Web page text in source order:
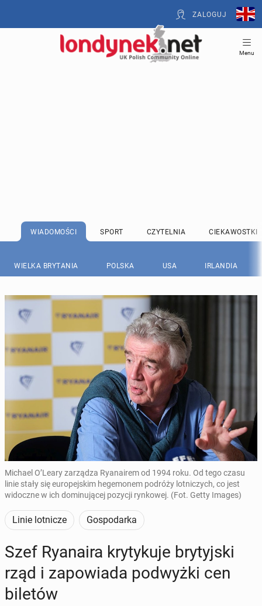
ZALOGUJ
Menu
WIADOMOŚCI SPORT CZYTELNIA CIEKAWOSTKI
WIELKA BRYTANIA POLSKA USA IRLANDIA
Michael O’Leary zarządza Ryanairem od 1994 roku. Od tego czasu
linie stały się europejskim hegemonem podróży lotniczych, co jest
widoczne w ich dominującej pozycji rynkowej. (Fot. Getty Images)
Linie lotnicze Gospodarka
Szef Ry­ana­ira kry­ty­ku­je bry­tyj­ski
rząd i za­po­wia­da pod­wyż­ki cen
biletów